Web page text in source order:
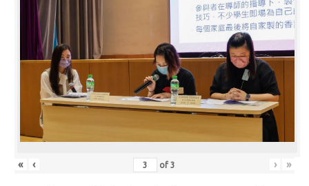
« ‹ of3 › »